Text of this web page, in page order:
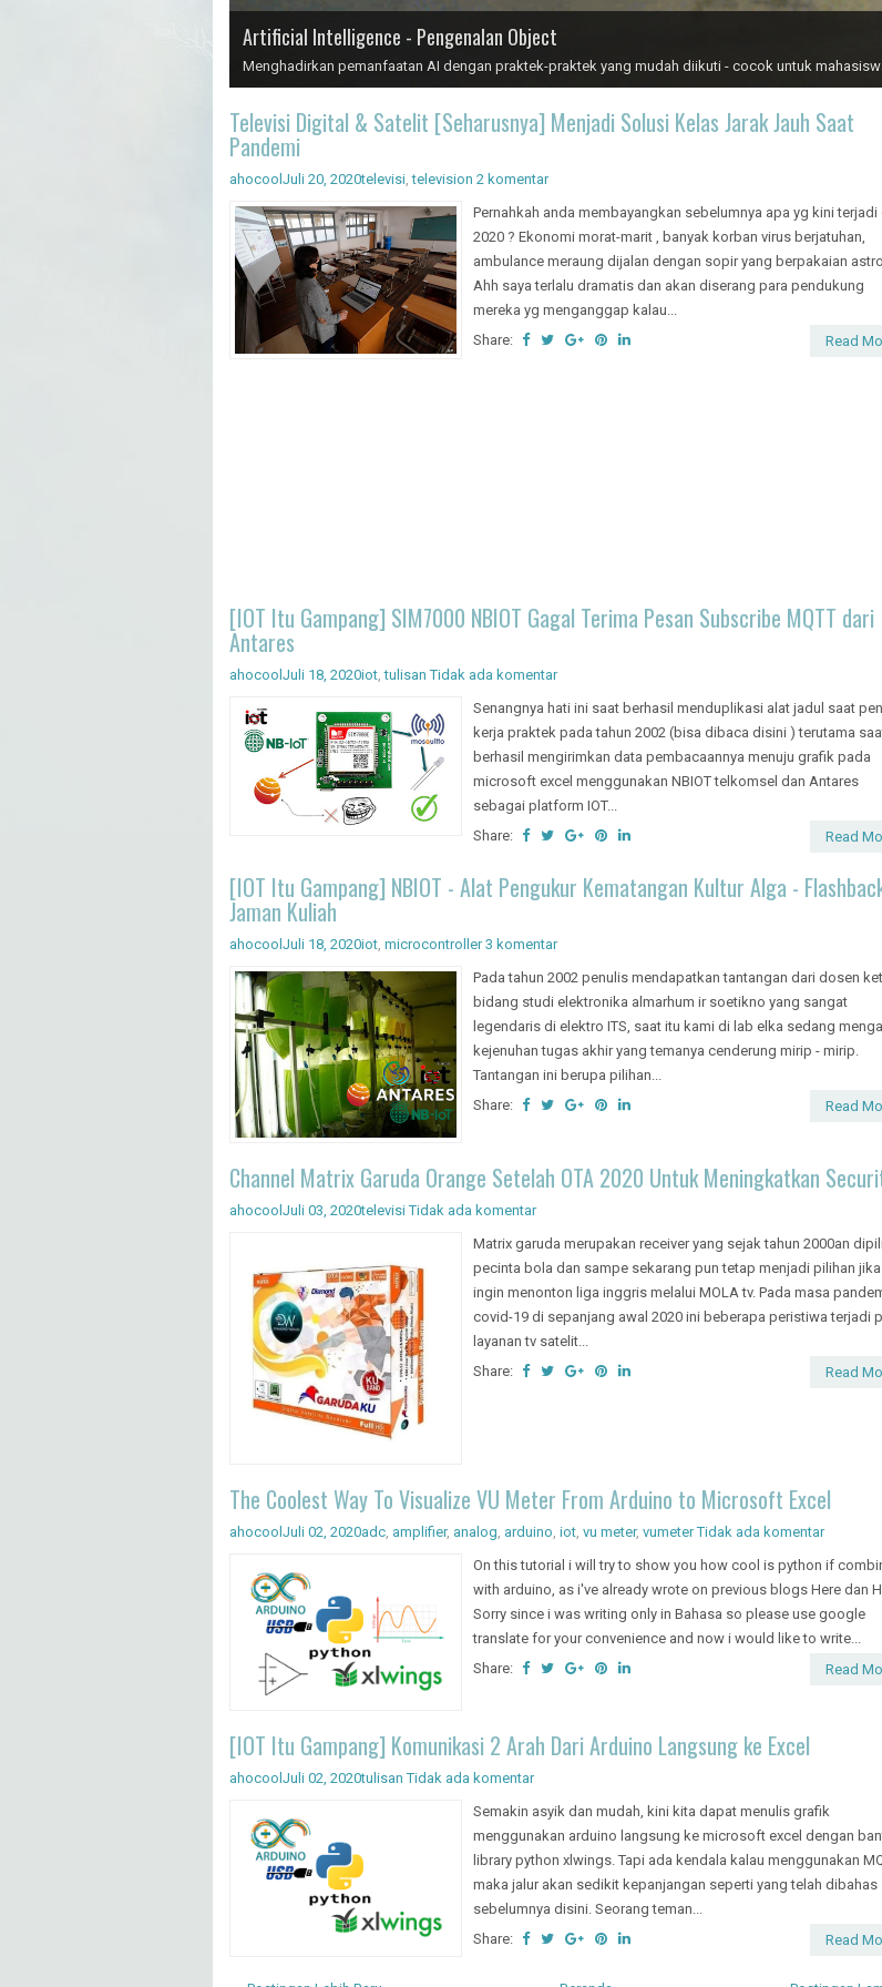
Artificial Intelligence - Pengenalan Object
Menghadirkan pemanfaatan AI dengan praktek-praktek yang mudah diikuti - cocok untuk
Televisi Digital & Satelit [Seharusnya] Menjadi Solusi Kelas Jarak Jauh Saat
Pandemi
ahocool Juli 20, 2020televisi,television 2 komentar
Pernahkah anda membayangkan sebelumnya apa yg kini terjadi
2020 ? Ekonomi morat-marit , banyak korban virus berjatuhan,
ambulance meraung dijalan dengan sopir yang berpakaian
Ahh saya terlalu dramatis dan akan diserang para pendukung
mereka yg menganggap kalau...
Share:
Read
[IOT Itu Gampang] SIM7000 NBIOT Gagal Terima Pesan Subscribe MQTT dari
Antares
ahocool Juli 18, 2020iot,tulisan Tidak ada komentar
Senangnya hati ini saat berhasil menduplikasi alat jadul saat
kerja praktek pada tahun 2002 (bisa dibaca disini ) terutama
berhasil mengirimkan data pembacaannya menuju grafik pada
microsoft excel menggunakan NBIOT telkomsel dan Antares
sebagai platform IOT...
Share:
Read
[IOT Itu Gampang] NBIOT - Alat Pengukur Kematangan Kultur Alga -
Jaman Kuliah
ahocool Juli 18, 2020iot, microcontroller 3 komentar
Pada tahun 2002 penulis mendapatkan tantangan dari dosen
bidang studi elektronika almarhum ir soetikno yang sangat
legendaris di elektro ITS, saat itu kami di lab elka sedang
kejenuhan tugas akhir yang temanya cenderung mirip - mirip.
Tantangan ini berupa pilihan...
Share:
Read
Channel Matrix Garuda Orange Setelah OTA 2020 Untuk Meningkatkan
ahocool Juli 03, 2020televisi Tidak ada komentar
Matrix garuda merupakan receiver yang sejak tahun 2000an
pecinta bola dan sampe sekarang pun tetap menjadi pilihan jika
ingin menonton liga inggris melalui MOLA tv. Pada masa
covid-19 di sepanjang awal 2020 ini beberapa peristiwa terjadi
layanan tv satelit...
Share:
Read
The Coolest Way To Visualize VU Meter From Arduino to Microsoft Excel
ahocool Juli 02, 2020adc, amplifier, analog, arduino, iot, vu meter, vumeter Tidak ada komentar
On this tutorial i will try to show you how cool is python if
with arduino, as i've already wrote on previous blogs Here dan
Sorry since i was writing only in Bahasa so please use google
translate for your convenience and now i would like to write...
Share:
Read
[IOT Itu Gampang] Komunikasi 2 Arah Dari Arduino Langsung ke Excel
ahocool Juli 02, 2020tulisan Tidak ada komentar
Semakin asyik dan mudah, kini kita dapat menulis grafik
menggunakan arduino langsung ke microsoft excel dengan
library python xlwings. Tapi ada kendala kalau menggunakan
maka jalur akan sedikit kepanjangan seperti yang telah dibahas
sebelumnya disini. Seorang teman...
Share:
Read